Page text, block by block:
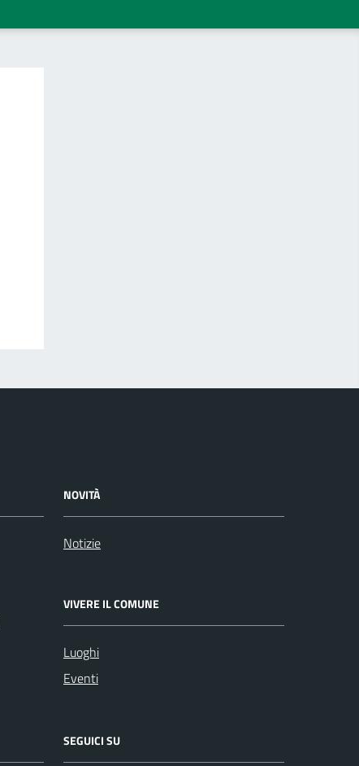
NOVITÀ
Notizie
VIVERE IL COMUNE
Luoghi
Eventi
SEGUICI SU